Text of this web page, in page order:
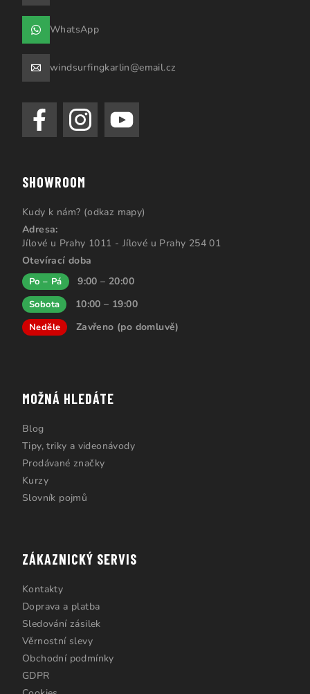
WhatsApp
windsurfingkarlin@email.cz
SHOWROOM
Kudy k nám? (odkaz mapy)
Adresa:
Jílové u Prahy 1011 - Jílové u Prahy 254 01
Otevírací doba
Po – Pá 9:00 – 20:00
Sobota 10:00 – 19:00
Neděle Zavřeno (po domluvě)
MOŽNÁ HLEDÁTE
Blog
Tipy, triky a videonávody
Prodávané značky
Kurzy
Slovník pojmů
ZÁKAZNICKÝ SERVIS
Kontakty
Doprava a platba
Sledování zásilek
Věrnostní slevy
Obchodní podmínky
GDPR